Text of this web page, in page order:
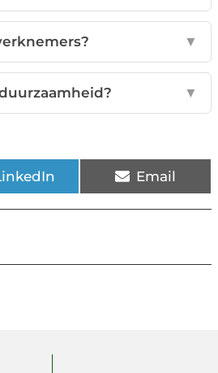
▼
▼
Email